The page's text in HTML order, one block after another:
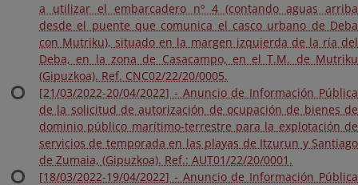
a utilizar el embarcadero nº 4 (contando aguas arriba
desde el puente que comunica el casco urbano de Deba
con Mutriku), situado en la margen izquierda de la ría del
Deba, en la zona de Casacampo, en el T.M. de Mutriku
(Gipuzkoa). Ref. CNC02/22/20/0005.
[21/03/2022-20/04/2022] - Anuncio de Información Pública
de la solicitud de autorización de ocupación de bienes de
dominio público marítimo-terrestre para la explotación de
servicios de temporada en las playas de Itzurun y Santiago
de Zumaia, (Gipuzkoa). Ref.: AUT01/22/20/0001.
[18/03/2022-19/04/2022] - Anuncio de Información Pública